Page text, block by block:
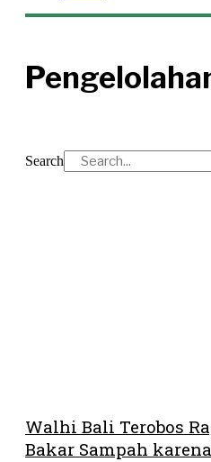
Search
Walhi Bali Terobos
Bakar Sampah